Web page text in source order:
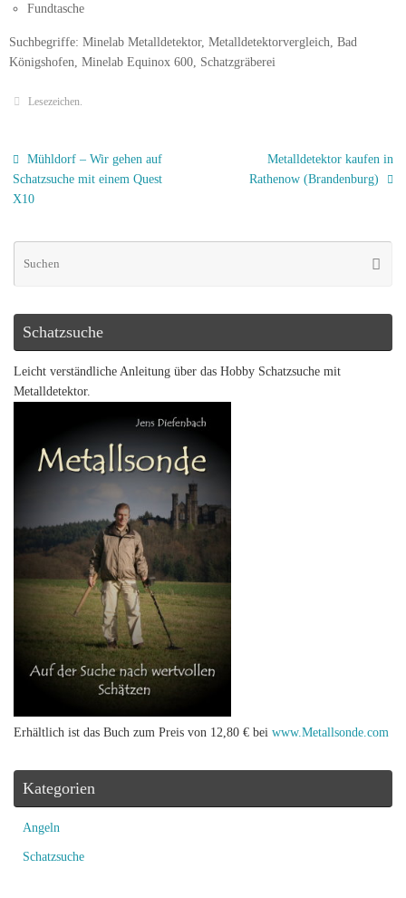
Fundtasche
Suchbegriffe: Minelab Metalldetektor, Metalldetektorvergleich, Bad
Königshofen, Minelab Equinox 600, Schatzgräberei
Lesezeichen
Mühldorf – Wir gehen auf
Schatzsuche mit einem Quest
X10
Metalldetektor kaufen in
Rathenow (Brandenburg)
Schatzsuche
Leicht verständliche Anleitung über das Hobby Schatzsuche mit
Metalldetektor.
Erhältlich ist das Buch zum Preis von 12,80 € bei www.Metallsonde.com
Kategorien
Angeln
Schatzsuche